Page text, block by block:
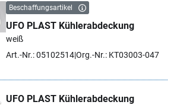
Beschaffungsartikel
UFO PLAST Kühlerabdeckung
weiß
Art.-Nr.: 05102514Org.-Nr.: KT03003-047
UFO PLAST Kühlerabdeckung